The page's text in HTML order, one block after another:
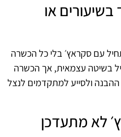
בשיעורים או
עם סקראץ׳ בלי כל הכשרה
בשיטה עצמאית, אך הכשרה
ולסייע למתקדמים לנצל